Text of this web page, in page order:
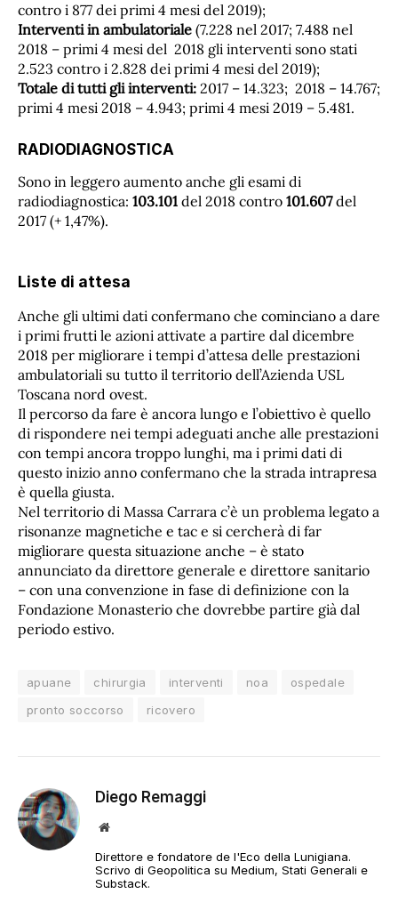
contro i 877 dei primi 4 mesi del 2019);
Interventi in ambulatoriale (7.228 nel 2017; 7.488 nel
2018 – primi 4 mesi del 2018 gli interventi sono stati
2.523 contro i 2.828 dei primi 4 mesi del 2019);
Totale di tutti gli interventi: 2017 – 14.323; 2018 – 14.767;
primi 4 mesi 2018 – 4.943; primi 4 mesi 2019 – 5.481.
RADIODIAGNOSTICA
Sono in leggero aumento anche gli esami di
radiodiagnostica: 103.101 del 2018 contro 101.607del
2017 (+ 1,47%).
Liste di attesa
Anche gli ultimi dati confermano che cominciano a dare
i primi frutti le azioni attivate a partire dal dicembre
2018 per migliorare i tempi d’attesa delle prestazioni
ambulatoriali su tutto il territorio dell’Azienda USL
Toscana nord ovest.
Il percorso da fare è ancora lungo e l’obiettivo è quello
di rispondere nei tempi adeguati anche alle prestazioni
con tempi ancora troppo lunghi, ma i primi dati di
questo inizio anno confermano che la strada intrapresa
è quella giusta.
Nel territorio di Massa Carrara c’è un problema legato a
risonanze magnetiche e tac e si cercherà di far
migliorare questa situazione anche – è stato
annunciato da direttore generale e direttore sanitario
– con una convenzione in fase di definizione con la
Fondazione Monasterio che dovrebbe partire già dal
periodo estivo.
apuane chirurgia interventi noa
ospedale
pronto soccorso
ricovero
Diego Remaggi
Sito
Direttore e fondatore de l'Eco della Lunigiana.
Scrivo di Geopolitica su Medium, Stati Generali e
Substack.